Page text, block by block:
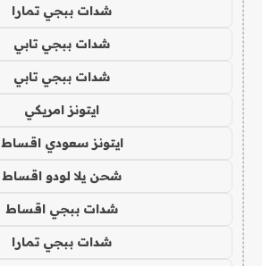
شدات ببجي تمارا
شدات ببجي تابي
شدات ببجي تابي
ايتونز امريكي
ايتونز سعودي اقساط
شحن يلا لودو اقساط
شدات ببجي اقساط
شدات ببجي تمارا